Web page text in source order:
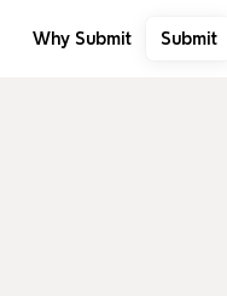
Why Submit Submit